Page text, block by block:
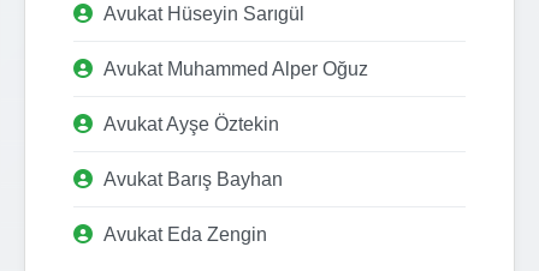
Avukat Hüseyin Sarıgül
Avukat Muhammed Alper Oğuz
Avukat Ayşe Öztekin
Avukat Barış Bayhan
Avukat Eda Zengin